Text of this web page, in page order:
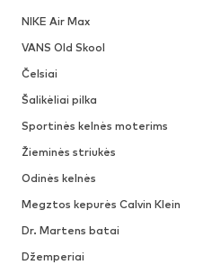
NIKE Air Max
VANS Old Skool
Čelsiai
Šalikėliai pilka
Sportinės kelnės moterims
Žieminės striukės
Odinės kelnės
Megztos kepurės Calvin Klein
Dr. Martens batai
Džemperiai